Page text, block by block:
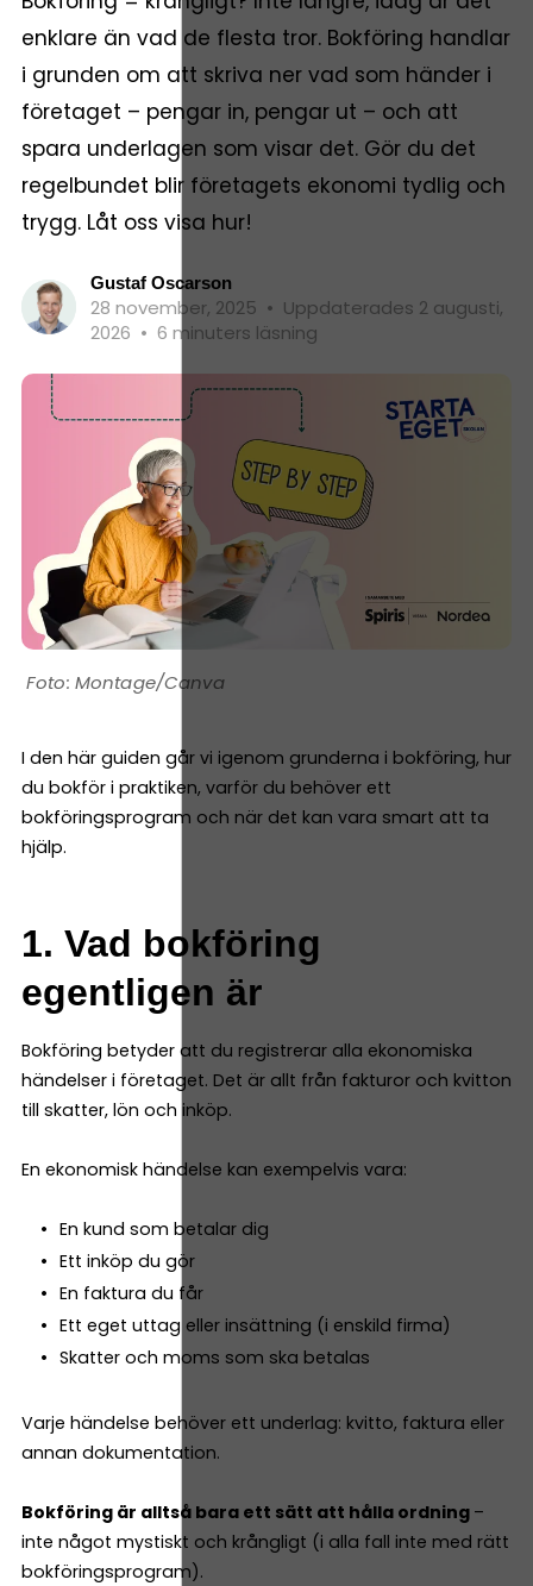
enklare än vad de flesta tror. Bokföring handlar
i grunden om att skriva ner vad som händer i
företaget – pengar in, pengar ut – och att
spara underlagen som visar det. Gör du det
regelbundet blir företagets ekonomi tydlig och
trygg. Låt oss visa hur!
Gustaf Oscarson
28 november, 2025 • Uppdaterades 2 augusti,
2026 • 6 minuters läsning
Montage/Canva
I den här guiden går vi igenom grunderna i bokföring, hur
du bokför i praktiken, varför du behöver ett
bokföringsprogram och när det kan vara smart att ta
hjälp.
1. Vad bokföring
egentligen är
Bokföring betyder att du registrerar alla ekonomiska
händelser i företaget. Det är allt från fakturor och kvitton
till skatter, lön och inköp.
En ekonomisk händelse kan exempelvis vara:
En kund som betalar dig
Ett inköp du gör
En faktura du får
Ett eget uttag eller insättning (i enskild firma)
Skatter och moms som ska betalas
Varje händelse behöver ett underlag: kvitto, faktura eller
annan dokumentation.
Bokföring är alltså bara ett sätt att hålla ordning –
inte något mystiskt och krångligt (i alla fall inte med rätt
bokföringsprogram).